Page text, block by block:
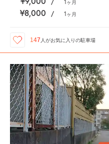
/ 1ヶ月
¥8,000 / 1ヶ月
147 人がお気に入りの駐車場